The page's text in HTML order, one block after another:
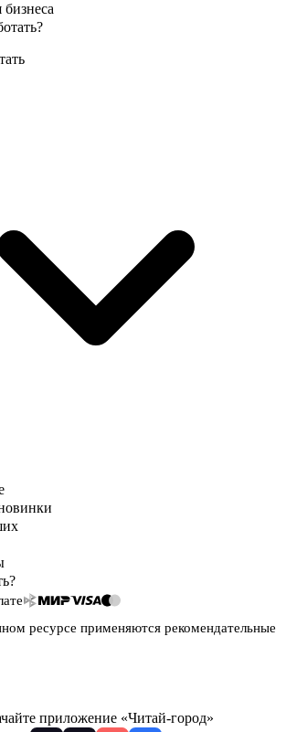
ресурсе применяются рекомендательные
приложение «Читай-город»